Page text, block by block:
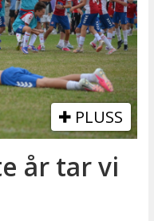
PLUSS
år tar vi